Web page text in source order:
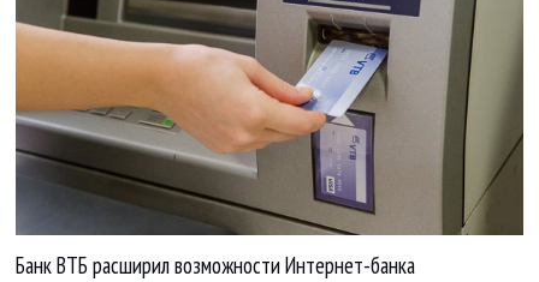
Банк ВТБ расширил возможности Интернет-банка